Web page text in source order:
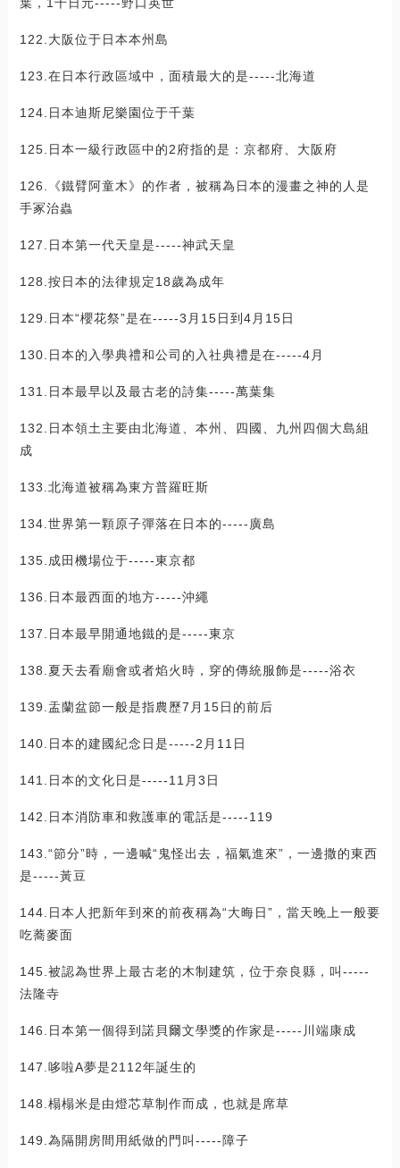
122.大阪位于日本本州島
123.在日本行政區域中，面積最大的是-----北海道
124.日本迪斯尼樂園位于千葉
125.日本一級行政區中的2府指的是：京都府、大阪府
126.《鐵臂阿童木》的作者，被稱為日本的漫畫之神的人是
手冢治蟲
127.日本第一代天皇是-----神武天皇
128.按日本的法律規定18歲為成年
129.日本“櫻花祭”是在-----3月15日到4月15日
130.日本的入學典禮和公司的入社典禮是在-----4月
131.日本最早以及最古老的詩集-----萬葉集
132.日本領土主要由北海道、本州、四國、九州四個大島組
成
133.北海道被稱為東方普羅旺斯
134.世界第一顆原子彈落在日本的-----廣島
135.成田機場位于-----東京都
136.日本最西面的地方-----沖繩
137.日本最早開通地鐵的是-----東京
138.夏天去看廟會或者焰火時，穿的傳統服飾是-----浴衣
139.盂蘭盆節一般是指農歷7月15日的前后
140.日本的建國紀念日是-----2月11日
141.日本的文化日是-----11月3日
142.日本消防車和救護車的電話是-----119
143.“節分”時，一邊喊“鬼怪出去，福氣進來”，一邊撒的東西
是-----黃豆
144.日本人把新年到來的前夜稱為“大晦日”，當天晚上一般要
吃蕎麥面
145.被認為世界上最古老的木制建筑，位于奈良縣，叫-----
法隆寺
146.日本第一個得到諾貝爾文學獎的作家是-----川端康成
147.哆啦A夢是2112年誕生的
148.榻榻米是由燈芯草制作而成，也就是席草
149.為隔開房間用紙做的門叫-----障子